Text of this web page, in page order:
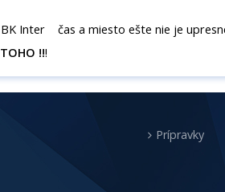
BK Inter čas a miesto ešte nie je
!!!
Prípravky